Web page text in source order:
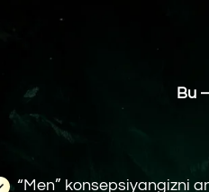
Shaxsiy chegaralarni qo‘yishni
Aybdorlik hissi bilan ishlaysiz
Jabrdiyda pozitsiyasidan chiqasiz
Nasliy dasturlarni ko'rib chiqasiz